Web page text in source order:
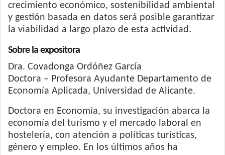
crecimiento económico, sostenibilidad ambiental
y gestión basada en datos será posible garantizar
la viabilidad a largo plazo de esta actividad.
Sobre la expositora
Dra. Covadonga Ordóñez García
Doctora – Profesora Ayudante Departamento de
Economía Aplicada, Universidad de Alicante.
Doctora en Economía, su investigación abarca la
economía del turismo y el mercado laboral en
hostelería, con atención a políticas turísticas,
género y empleo. En los últimos años ha